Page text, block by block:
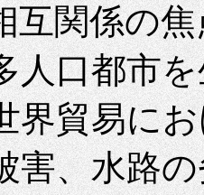
互関係の
人口都市
界貿易に
害、水路